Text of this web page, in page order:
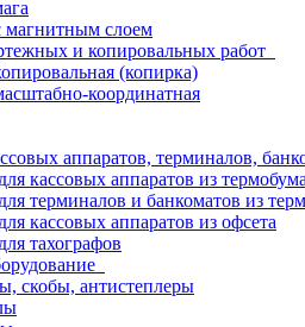
магнитным слоем
и копировальных работ
(копирка)
координатная
аппаратов, терминалов,
кассовых аппаратов из
терминалов и банкоматов из
кассовых аппаратов из офсета
тахографов
скобы, антистеплеры